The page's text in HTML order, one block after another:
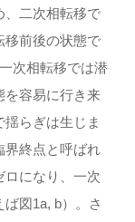
、二次相転移で
移前後の状態で
次相転移では潜
を容易に行き来
らぎは生じま
界終点と呼ばれ
ロになり、一次
図1a, b）。さ